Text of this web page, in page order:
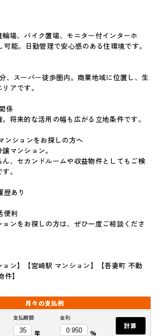
場、バイク置場、モニター付インターホ
能。日勤管理で安心感のある住環境です。
、スーパー徒歩圏内。商業地域に位置し、生
アです。
係
将来的な活用の幅も広がる立地条件です。
ンションをお探しの方へ
マンション。
、セカンドルームや収益物件としてもご検
。
あり
便利
ンをお探しの方は、ぜひ一度ご相談くださ
ョン】【宮崎駅 マンション】【吾妻町 不動
】
月々の支払例
支払期間
年
金利
%
計算